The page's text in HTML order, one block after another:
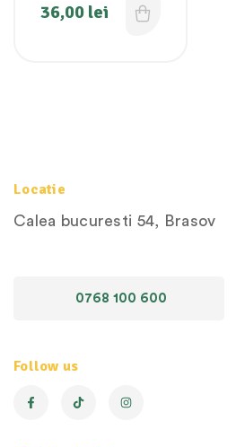
36,00 lei
Locatie
Calea bucuresti 54, Brasov
0768 100 600
Follow us